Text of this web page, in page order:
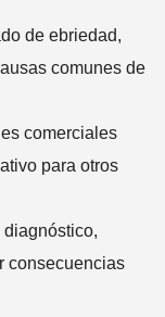
de ebriedad,
comunes de
comerciales
para otros
diagnóstico,
consecuencias